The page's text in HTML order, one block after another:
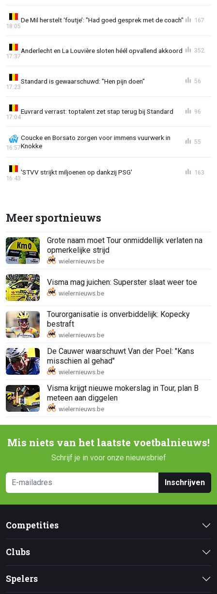
De Mil herstelt ‘foutje’: "Had goed gesprek met de coach"
18:05
167
Anderlecht en La Louvière sloten héél opvallend akkoord
17:37
352
Standard is gewaarschuwd: "Hen pijn doen"
17:23
56
Euvrard verrast: toptalent zet stap terug bij Standard
17:04
96
Coucke en Borsato zorgen voor immens vuurwerk in
Knokke
16:57
55
'STVV strijkt miljoenen op dankzij PSG'
16:43
163
Meer sportnieuws
Grote naam moet Tour onmiddellijk verlaten na
opmerkelijke strijd
Visma mag juichen: Superster slaat weer toe
Tourorganisatie is onverbiddelijk: Kopecky
bestraft
De Cauwer waarschuwt Van der Poel: "Kans
misschien al gehad"
Visma krijgt nieuwe mokerslag in Tour, plan B
meteen aan diggelen
Mis niets van het laatste voetbalnieuws!
Schrijf je in voor onze nieuwsbrief
Inschrijven
Competities
Clubs
Spelers